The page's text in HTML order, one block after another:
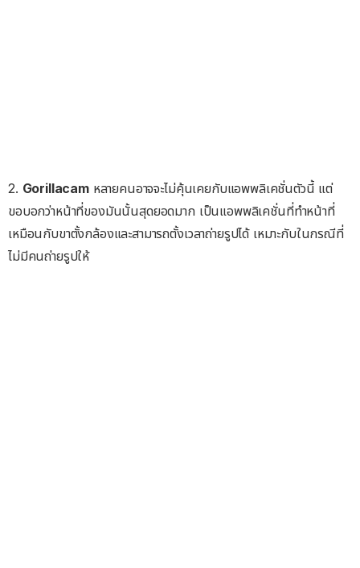
2. Gorillacamหลายคนอาจจะไม่คุ้นเคยกับแอพพลิเคชั่นตัวนี้ แต่
ขอบอกว่าหน้าที่ของมันนั้นสุดยอดมาก เป็นแอพพลิเคชั่นที่ทำหน้าที่
เหมือนกับขาตั้งกล้องและสามารถตั้งเวลาถ่ายรูปได้ เหมาะกับในกรณีที่
ไม่มีคนถ่ายรูปให้